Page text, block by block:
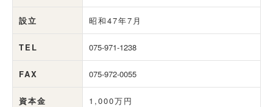
設立 昭和47年7月
TEL 075-971-1238
FAX 075-972-0055
資本金 1,000万円